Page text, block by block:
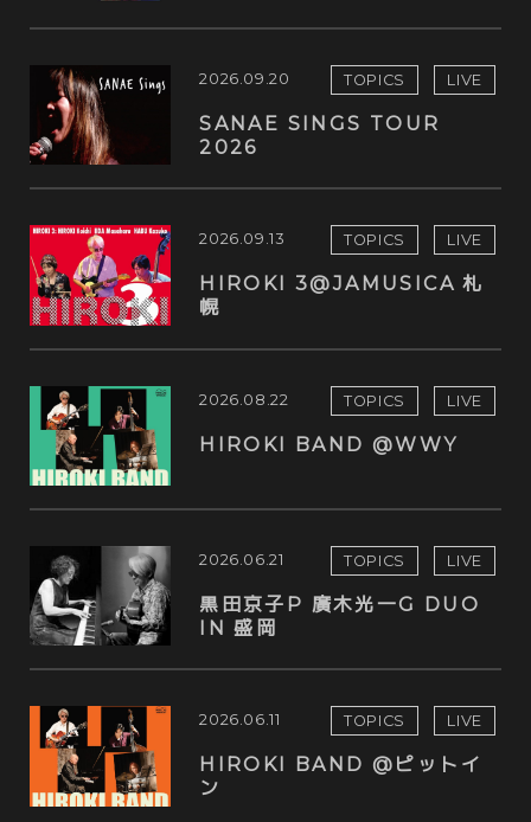
2026.09.20 TOPICS LIVE
SANAE SINGS TOUR
2026
2026.09.13 TOPICS LIVE
HIROKI 3@JAMUSICA 札
幌
2026.08.22 TOPICS LIVE
HIROKI BAND @WWY
2026.06.21 TOPICS LIVE
黒田京子P 廣木光一G DUO
IN 盛岡
2026.06.11 TOPICS LIVE
HIROKI BAND @ピットイ
ン